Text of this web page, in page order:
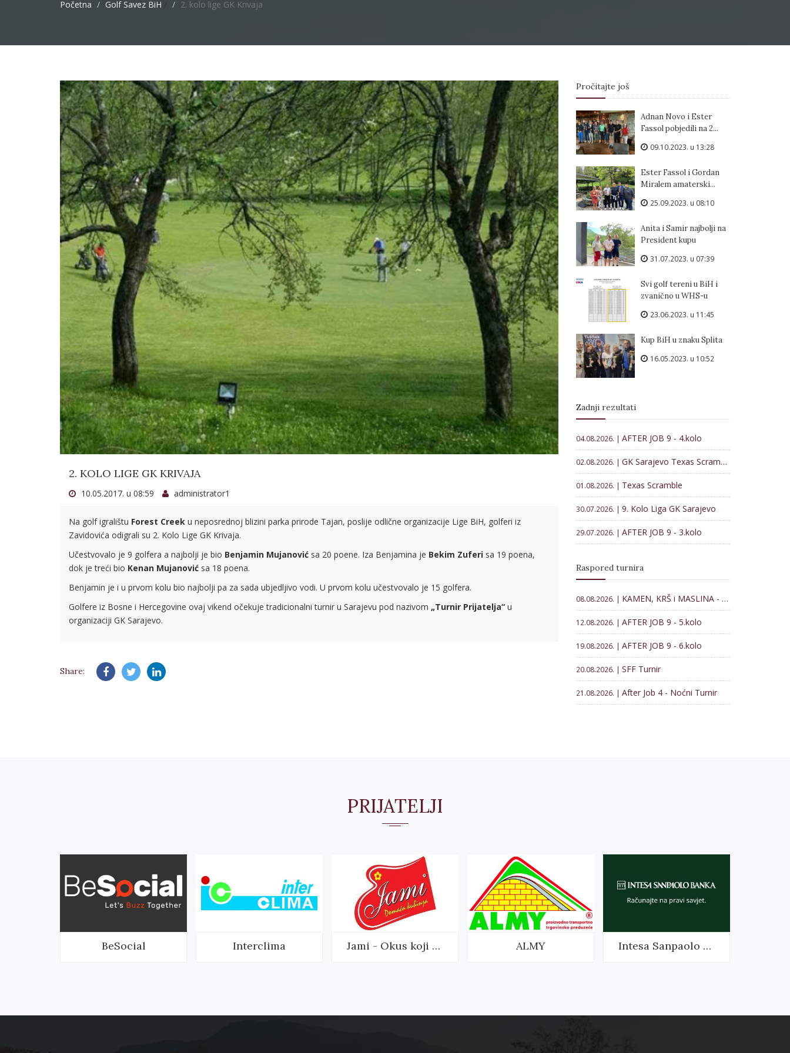
Početna Golf Savez BiH / 2. kolo lige GK Krivaja
2. KOLO LIGE GK KRIVAJA
10.05.2017. u 08:59 administrator1
Na golf igralištu Forest Creek u neposrednoj blizini parka prirode Tajan, poslije odlične organizacije Lige BiH, golferi iz
Zavidovića odigrali su 2. Kolo Lige GK Krivaja.
Učestvovalo je 9 golfera a najbolji je bio Benjamin Mujanović sa 20 poene. Iza Benjamina je Bekim Zuferi sa 19 poena,
dok je treći bio Kenan Mujanović sa 18 poena.
Benjamin je i u prvom kolu bio najbolji pa za sada ubjedljivo vodi. U prvom kolu učestvovalo je 15 golfera.
Golfere iz Bosne i Hercegovine ovaj vikend očekuje tradicionalni turnir u Sarajevu pod nazivom „Turnir Prijatelja“ u
organizaciji GK Sarajevo.
Share:
Pročitajte još
Adnan Novo i Ester
Fassol pobjedili na 2...
09.10.2023. u 13:28
Ester Fassol i Gordan
Miralem amaterski...
25.09.2023. u 08:10
Anita i Samir najbolji na
President kupu
31.07.2023. u 07:39
Svi golf tereni u BiH i
zvanično u WHS-u
23.06.2023. u 11:45
Kup BiH u znaku Splita
16.05.2023. u 10:52
Zadnji rezultati
04.08.2026. | AFTER JOB 9 - 4.kolo
02.08.2026. | GK Sarajevo Texas Scramble
01.08.2026. | Texas Scramble
30.07.2026. | 9. Kolo Liga GK Sarajevo
29.07.2026. | AFTER JOB 9 - 3.kolo
Raspored turnira
08.08.2026. | KAMEN, KRŠ i MASLINA - Memorijal Veljko Lončar 2026
12.08.2026. | AFTER JOB 9 - 5.kolo
19.08.2026. | AFTER JOB 9 - 6.kolo
20.08.2026. | SFF Turnir
21.08.2026. | After Job 4 - Noćni Turnir
PRIJATELJI
BeSocial Interclima Jami - Okus koji mami ALMY Intesa Sanpaolo Banka